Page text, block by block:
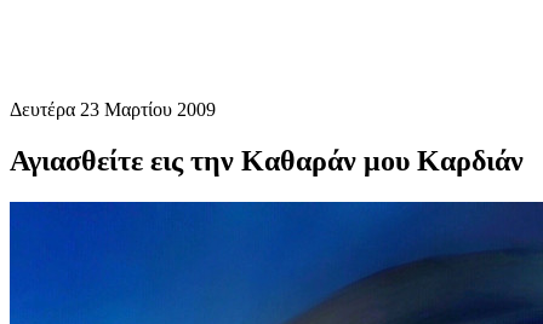
Δευτέρα 23 Μαρτίου 2009
Αγιασθείτε εις την Καθαράν μου Καρδιάν